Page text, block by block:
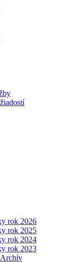
rok 2026
rok 2025
rok 2024
rok 2023